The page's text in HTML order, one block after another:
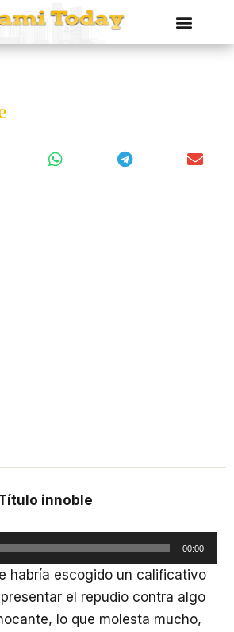
innoble
00:00
habría escogido un calificativo
el repudio contra algo
lo que molesta mucho,